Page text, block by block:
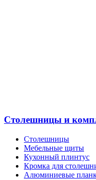
Столешницы и
Столешницы
Мебельные щиты
Кухонный плинтус
Кромка для
Алюминиевые